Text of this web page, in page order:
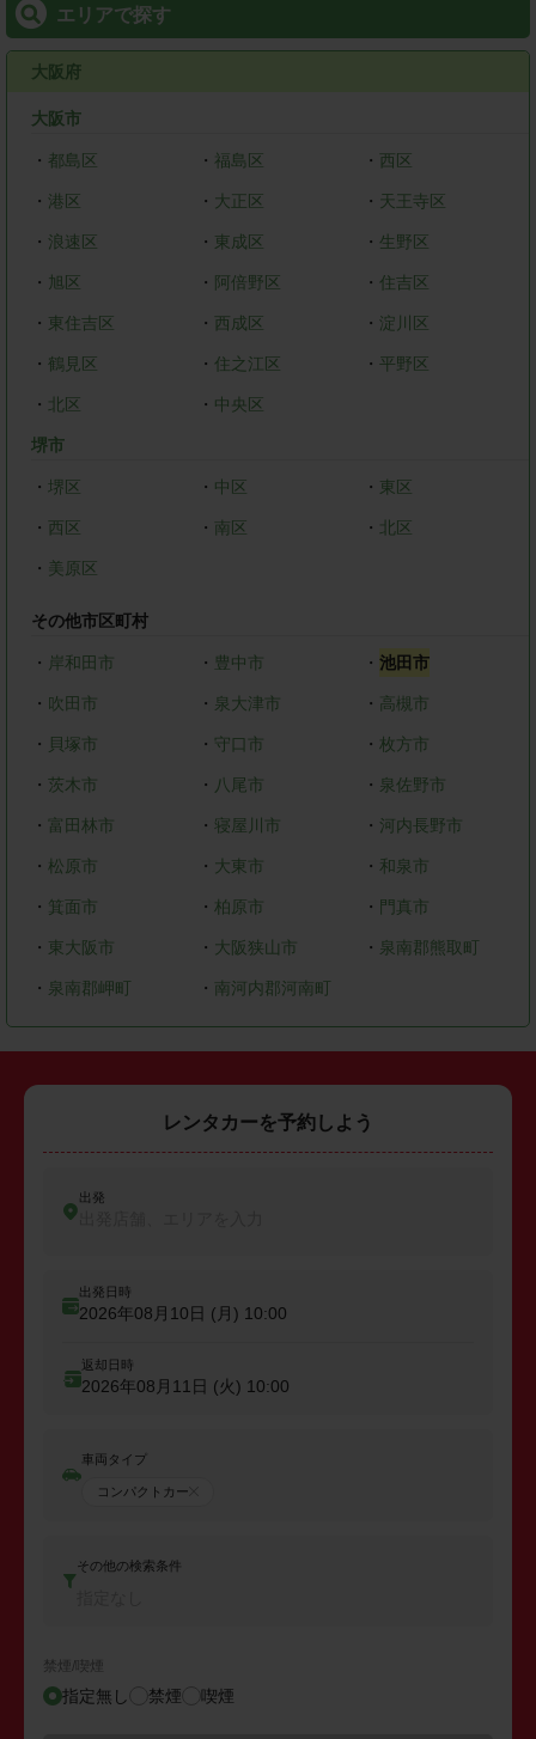
エリアで探す
大阪府
大阪市
・ 都島区 ・ 福島区 ・ 西区
・ 港区 ・ 大正区 ・ 天王寺区
・ 浪速区 ・ 東成区 ・ 生野区
・ 旭区 ・ 阿倍野区 ・ 住吉区
・ 東住吉区 ・ 西成区 ・ 淀川区
・ 鶴見区 ・ 住之江区 ・平野区
・ 北区 ・ 中央区
堺市
・ 堺区 ・ 中区 ・ 東区
・ 西区 ・ 南区 ・ 北区
・ 美原区
その他市区町村
・ 岸和田市 ・ 豊中市 ・池田市
・ 吹田市 ・ 泉大津市 ・ 高槻市
・ 貝塚市 ・ 守口市 ・枚方市
・ 茨木市 ・ 八尾市 ・ 泉佐野市
・ 富田林市 ・ 寝屋川市 ・ 河内長野市
・ 松原市 ・ 大東市 ・ 和泉市
・ 箕面市 ・ 柏原市 ・ 門真市
・ 東大阪市 ・ 大阪狭山市 ・ 泉南郡熊取町
・ 泉南郡岬町 ・ 南河内郡河南町
レンタカーを予約しよう
出発
出発日時
2026年08月10日 (月) 10:00
返却日時
2026年08月11日 (火) 10:00
車両タイプ
コンパクトカー
その他の検索条件
禁煙/喫煙
指定無し 禁煙 喫煙